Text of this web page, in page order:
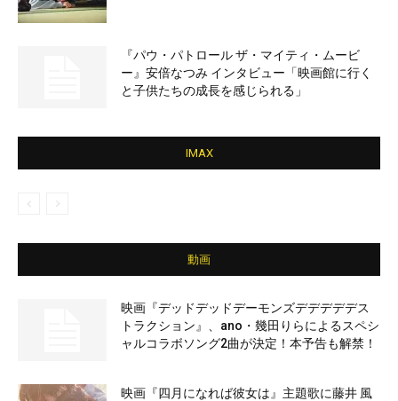
『パウ・パトロール ザ・マイティ・ムービ
ー』安倍なつみ インタビュー「映画館に行く
と子供たちの成長を感じられる」
IMAX
動画
映画『デッドデッドデーモンズデデデデデス
トラクション』、ano・幾田りらによるスペシ
ャルコラボソング2曲が決定！本予告も解禁！
映画『四月になれば彼女は』主題歌に藤井 風